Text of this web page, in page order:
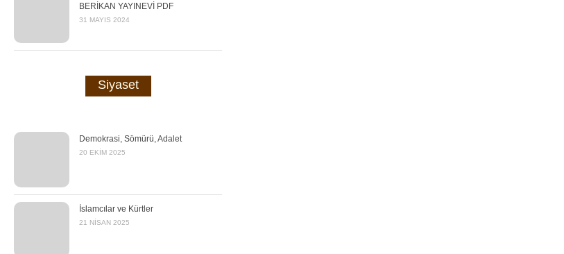
BERİKAN YAYINEVİ PDF
31 MAYIS 2024
Siyaset
Demokrasi, Sömürü, Adalet
20 EKIM 2025
İslamcılar ve Kürtler
21 NISAN 2025